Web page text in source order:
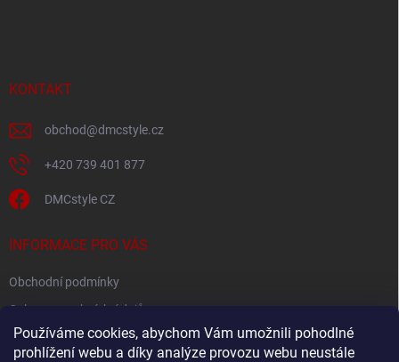
Používáme cookies, abychom Vám umožnili pohodlné
prohlížení webu a díky analýze provozu webu neustále
KONTAKT
obchod@dmcstyle.cz
+420 739 401 877
DMCstyle CZ
INFORMACE PRO VÁS
Obchodní podmínky
Ochrana osobních údajů